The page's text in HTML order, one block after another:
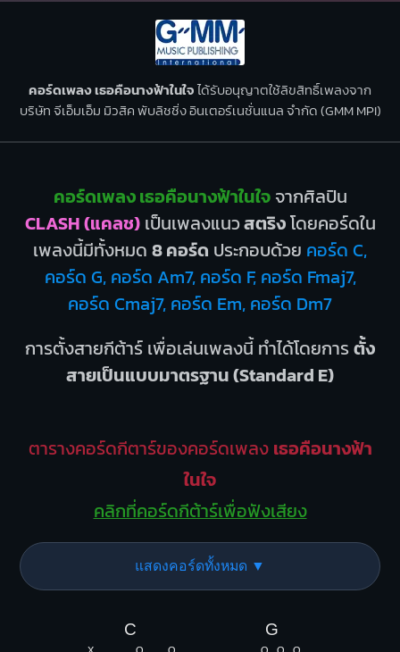
คอร์ดเพลง เธอคือนางฟ้าในใจได้รับอนุญาตใช้ลิขสิทธิ์เพลงจาก
บริษัท จีเอ็มเอ็ม มิวสิค พับลิชชิ่ง อินเตอร์เนชั่นแนล จำกัด (GMM MPI)
คอร์ดเพลง เธอคือนางฟ้าในใจจากศิลปิน
CLASH (แคลช)เป็นเพลงแนวสตริงโดยคอร์ดใน
เพลงนี้มีทั้งหมด 8 คอร์ด ประกอบด้วย คอร์ด C,
คอร์ด G, คอร์ด Am7, คอร์ด F, คอร์ด Fmaj7,
คอร์ด Cmaj7, คอร์ด Em, คอร์ด Dm7
การตั้งสายกีต้าร์ เพื่อเล่นเพลงนี้ ทำได้โดยการตั้ง
สายเป็นแบบมาตรฐาน (Standard E)
ตารางคอร์ดกีตาร์ของคอร์ดเพลง เธอคือนางฟ้า
ในใจ
คลิกที่คอร์ดกีต้าร์เพื่อฟังเสียง
แสดงคอร์ดทั้งหมด ▼
C G